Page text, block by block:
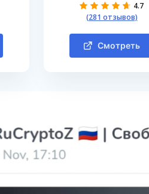
4.7
(281 отзывов)
Смотреть